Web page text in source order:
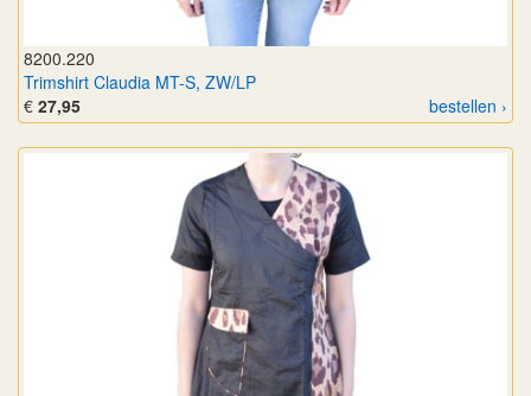
8200.220
Trimshirt Claudia MT-S, ZW/LP
bestellen ›
€ 27,95